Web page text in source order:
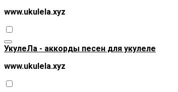
www.ukulela.xyz
УкулеЛа - аккорды песен для укулеле
www.ukulela.xyz